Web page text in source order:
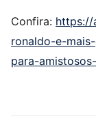
Confira: https://
ronaldo-e-
para-